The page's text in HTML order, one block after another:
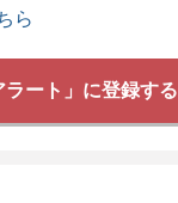
ら
ート」に登録する